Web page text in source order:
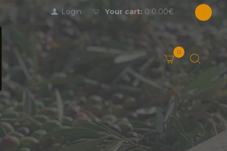
Login Your cart: 0 0.00€
0